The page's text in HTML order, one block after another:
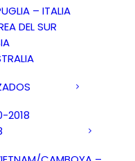
– ITALIA
DEL SUR
2018